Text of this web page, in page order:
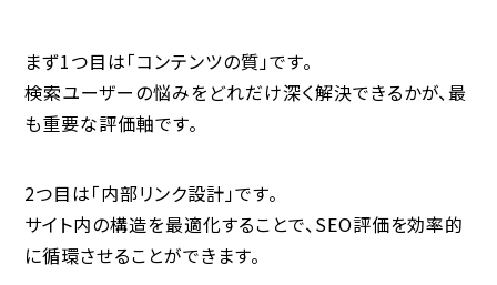
まず1つ目は「コンテンツの質」です。
検索ユーザーの悩みをどれだけ深く解決できるかが、最
も重要な評価軸です。
2つ目は「内部リンク設計」です。
サイト内の構造を最適化することで、SEO評価を効率的
に循環させることができます。